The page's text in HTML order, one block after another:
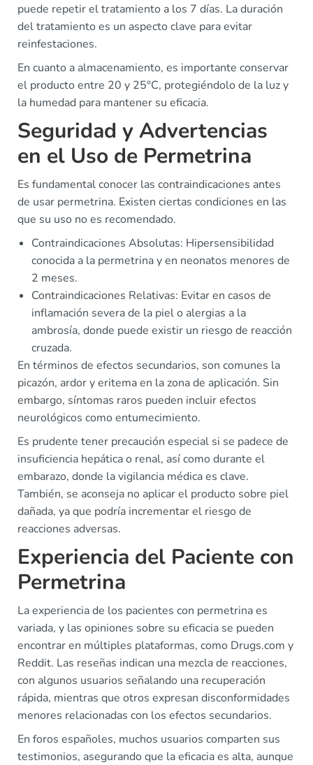
puede repetir el tratamiento a los 7 días. La duración
del tratamiento es un aspecto clave para evitar
reinfestaciones.
En cuanto a almacenamiento, es importante conservar
el producto entre 20 y 25°C, protegiéndolo de la luz y
la humedad para mantener su eficacia.
Seguridad y Advertencias
en el Uso de Permetrina
Es fundamental conocer las contraindicaciones antes
de usar permetrina. Existen ciertas condiciones en las
que su uso no es recomendado.
Contraindicaciones Absolutas: Hipersensibilidad
conocida a la permetrina y en neonatos menores de
2 meses.
Contraindicaciones Relativas: Evitar en casos de
inflamación severa de la piel o alergias a la
ambrosía, donde puede existir un riesgo de reacción
cruzada.
En términos de efectos secundarios, son comunes la
picazón, ardor y eritema en la zona de aplicación. Sin
embargo, síntomas raros pueden incluir efectos
neurológicos como entumecimiento.
Es prudente tener precaución especial si se padece de
insuficiencia hepática o renal, así como durante el
embarazo, donde la vigilancia médica es clave.
También, se aconseja no aplicar el producto sobre piel
dañada, ya que podría incrementar el riesgo de
reacciones adversas.
Experiencia del Paciente con
Permetrina
La experiencia de los pacientes con permetrina es
variada, y las opiniones sobre su eficacia se pueden
encontrar en múltiples plataformas, como Drugs.com y
Reddit. Las reseñas indican una mezcla de reacciones,
con algunos usuarios señalando una recuperación
rápida, mientras que otros expresan disconformidades
menores relacionadas con los efectos secundarios.
En foros españoles, muchos usuarios comparten sus
testimonios, asegurando que la eficacia es alta, aunque